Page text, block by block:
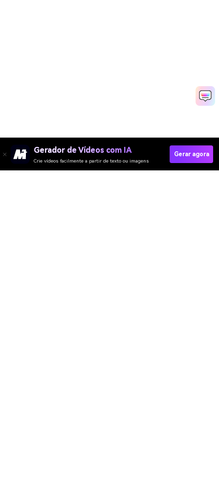
Gerador de Vídeos com IA
Crie vídeos facilmente a partir de texto ou imagens
Gerar agora